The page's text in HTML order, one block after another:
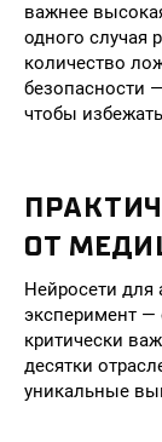
важнее
одного случая
количество
безопасности
чтобы
ОТ
Нейросети для
эксперимент —
критически
десятки
уникальные